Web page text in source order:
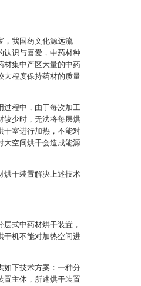
，我国药文化源远流
认识与喜爱，中药材种
材集中产区大量的中药
大程度保持药材的质量
过程中，由于每次加工
较少时，无法将每层烘
干室进行加热，不能对
大空间烘干会造成能源
烘干装置解决上述技术
式中药材烘干装置，
干机不能对加热空间进
如下技术方案：一种分
置主体，所述烘干装置